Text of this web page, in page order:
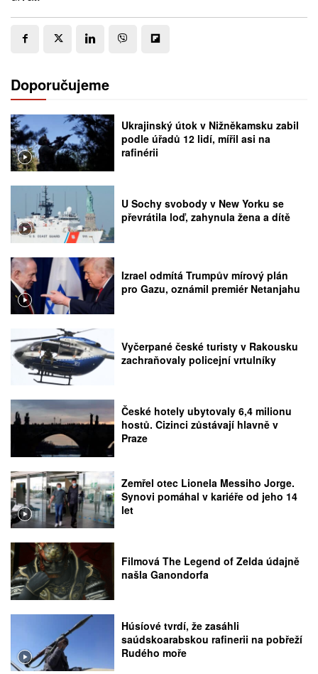
Doporučujeme
Ukrajinský útok v Nižněkamsku zabil
podle úřadů 12 lidí, mířil asi na
rafinérii
U Sochy svobody v New Yorku se
převrátila loď, zahynula žena a dítě
Izrael odmítá Trumpův mírový plán
pro Gazu, oznámil premiér Netanjahu
Vyčerpané české turisty v Rakousku
zachraňovaly policejní vrtulníky
České hotely ubytovaly 6,4 milionu
hostů. Cizinci zůstávají hlavně v
Praze
Zemřel otec Lionela Messiho Jorge.
Synovi pomáhal v kariéře od jeho 14
let
Filmová The Legend of Zelda údajně
našla Ganondorfa
Húsíové tvrdí, že zasáhli
saúdskoarabskou rafinerii na pobřeží
Rudého moře